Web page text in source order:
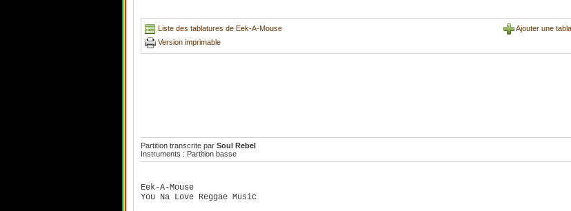
Ajouter une
Liste des tablatures de Eek-A-Mouse
Version imprimable
Partition transcrite par Soul Rebel
Instruments : Partition basse
Eek-A-Mouse
You Na Love Reggae Music